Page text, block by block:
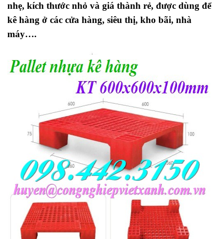
nhẹ, kích thước nhỏ và giá thành rẻ, được dùng để
kê hàng ở các cửa hàng, siêu thị, kho bãi, nhà
máy….